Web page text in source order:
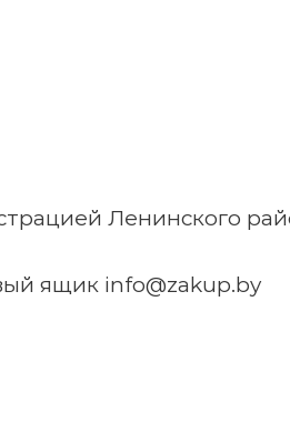
Ленинского
ящик info@zakup.by